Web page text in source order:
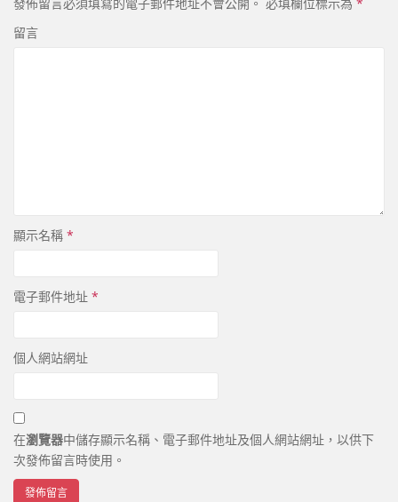
留言
顯示名稱 *
電子郵件地址 *
個人網站網址
在瀏覽器中儲存顯示名稱、電子郵件地址及個人網站網址，以供下
次發佈留言時使用。